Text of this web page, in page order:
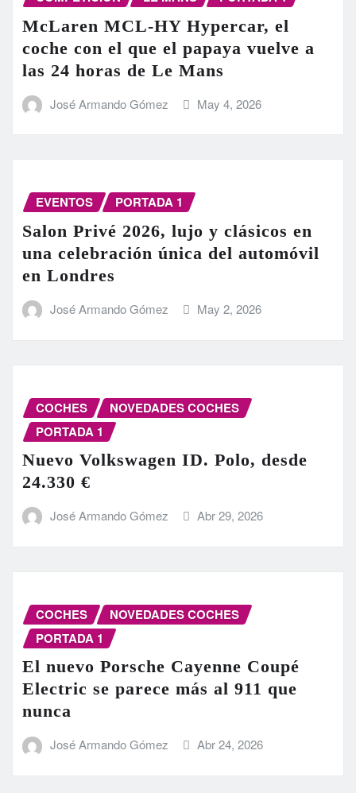
McLaren MCL-HY Hypercar, el
coche con el que el papaya vuelve a
las 24 horas de Le Mans
José Armando Gómez May 4, 2026
EVENTOS PORTADA 1
Salon Privé 2026, lujo y clásicos en
una celebración única del automóvil
en Londres
José Armando Gómez May 2, 2026
COCHES
NOVEDADES COCHES
PORTADA 1
Nuevo Volkswagen ID. Polo, desde
24.330 €
José Armando Gómez Abr 29, 2026
COCHES
NOVEDADES COCHES
PORTADA 1
El nuevo Porsche Cayenne Coupé
Electric se parece más al 911 que
nunca
José Armando Gómez Abr 24, 2026